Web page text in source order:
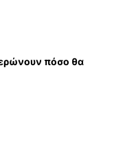
πόσο θα